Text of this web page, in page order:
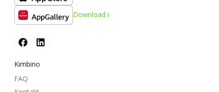
Download i
Kimbino
FAQ